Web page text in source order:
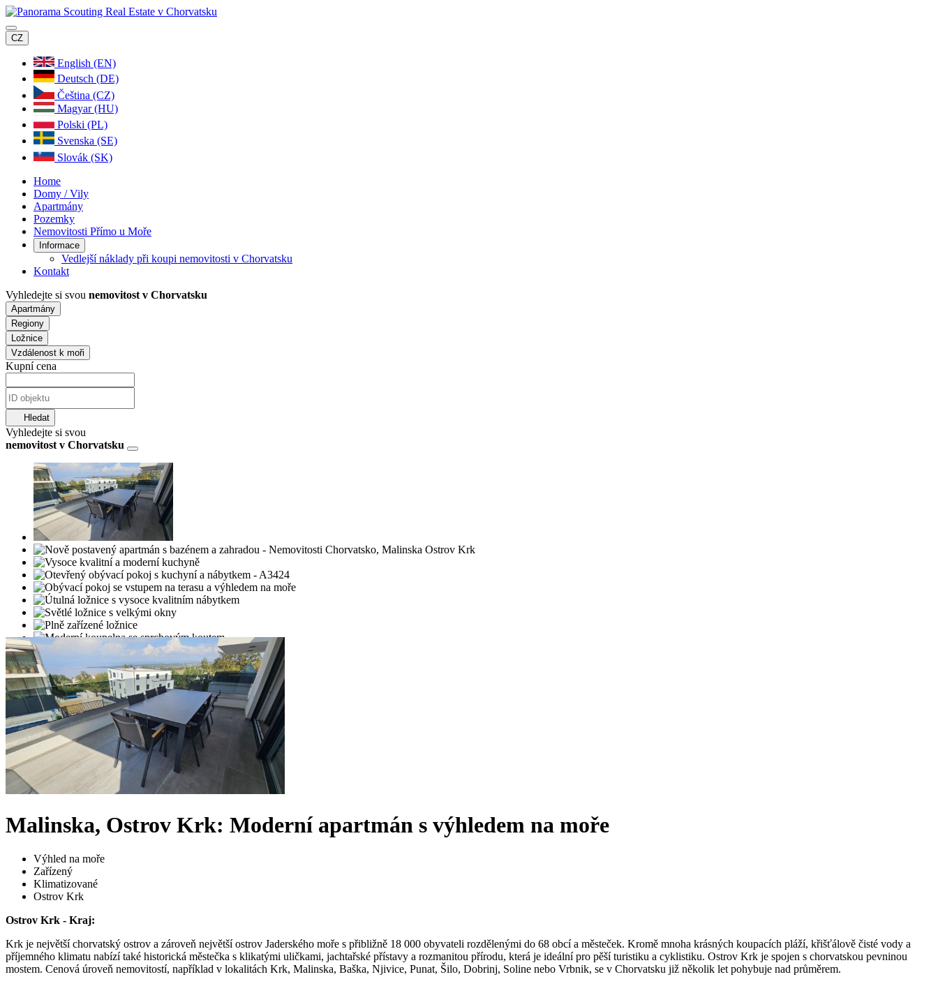
CZ
English (EN)
Deutsch (DE)
Čeština (CZ)
Magyar (HU)
Polski (PL)
Svenska (SE)
Slovák (SK)
Home
Domy / Vily
Apartmány
Pozemky
Nemovitosti Přímo u Moře
Informace
Vedlejší náklady při koupi nemovitosti v Chorvatsku
Kontakt
Vyhledejte si svou nemovitost v Chorvatsku
Apartmány
Regiony
Ložnice
Vzdálenost k moři
Kupní cena
Hledat
Vyhledejte si svou
nemovitost v Chorvatsku
Malinska, Ostrov Krk: Moderní apartmán s výhledem na moře
Výhled na moře
Zařízený
Klimatizované
Ostrov Krk
Ostrov Krk - Kraj:
Krk je největší chorvatský ostrov a zároveň největší ostrov Jaderského moře s přibližně 18 000 obyvateli rozdělenými do 68 obcí a městeček. Kromě mnoha krásných koupacích pláží, křišťálově čisté vody a
příjemného klimatu nabízí také historická městečka s klikatými uličkami, jachtařské přístavy a rozmanitou přírodu, která je ideální pro pěší turistiku a cyklistiku. Ostrov Krk je spojen s chorvatskou pevninou
mostem. Cenová úroveň nemovitostí, například v lokalitách Krk, Malinska, Baška, Njivice, Punat, Šilo, Dobrinj, Soline nebo Vrbnik, se v Chorvatsku již několik let pohybuje nad průměrem.